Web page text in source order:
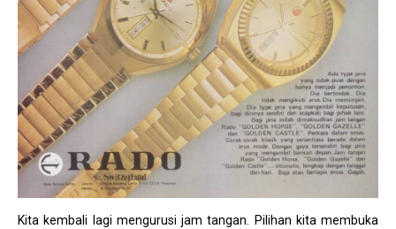
Kita kembali lagi mengurusi jam tangan. Pilihan kita membuka